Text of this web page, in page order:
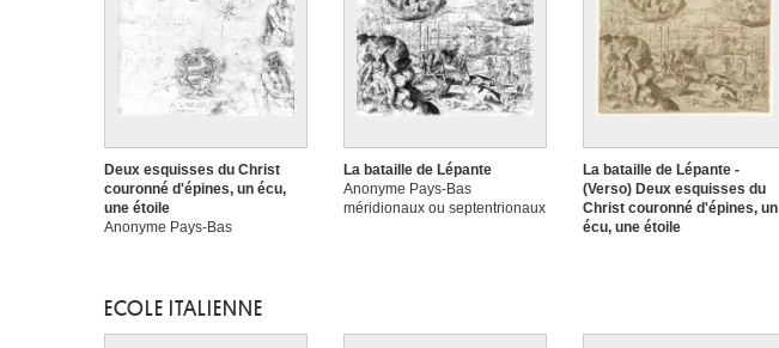
Deux esquisses du Christ
couronné d'épines, un écu,
une étoile
Anonyme Pays-Bas
La bataille de Lépante
Anonyme Pays-Bas
méridionaux ou septentrionaux
La bataille de Lépante -
(Verso) Deux esquisses du
Christ couronné d'épines, un
écu, une étoile
ECOLE ITALIENNE